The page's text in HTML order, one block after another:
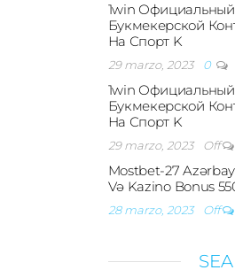
1win
Букмекерской
На Спорт K
29 marzo, 2023 0
1win
Букмекерской
На Спорт K
29 marzo, 2023 Off
Mostbet-27
Və Kazino Bonus
28 marzo, 2023 Off